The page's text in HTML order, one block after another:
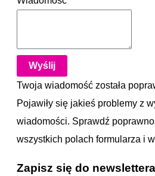
Wyślij
Twoja wiadomość została
Pojawiły się jakieś problemy z
wiadomości. Sprawdź
wszystkich polach formularza i
Zapisz się do newslettera